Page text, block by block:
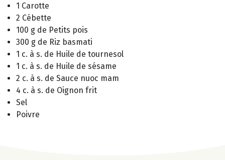
1 Carotte
2 Cébette
100 g de Petits pois
300 g de Riz basmati
1 c. à s. de Huile de tournesol
1 c. à s. de Huile de sésame
2 c. à s. de Sauce nuoc mam
4 c. à s. de Oignon frit
Sel
Poivre